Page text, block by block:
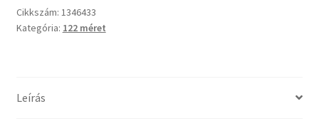
Cikkszám: 1346433
Kategória: 122 méret
Leírás